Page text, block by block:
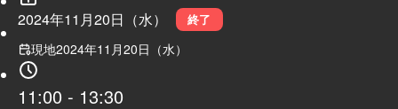
2024年11月20日（水） 終了
現地2024年11月20日（水）
11:00 - 13:30